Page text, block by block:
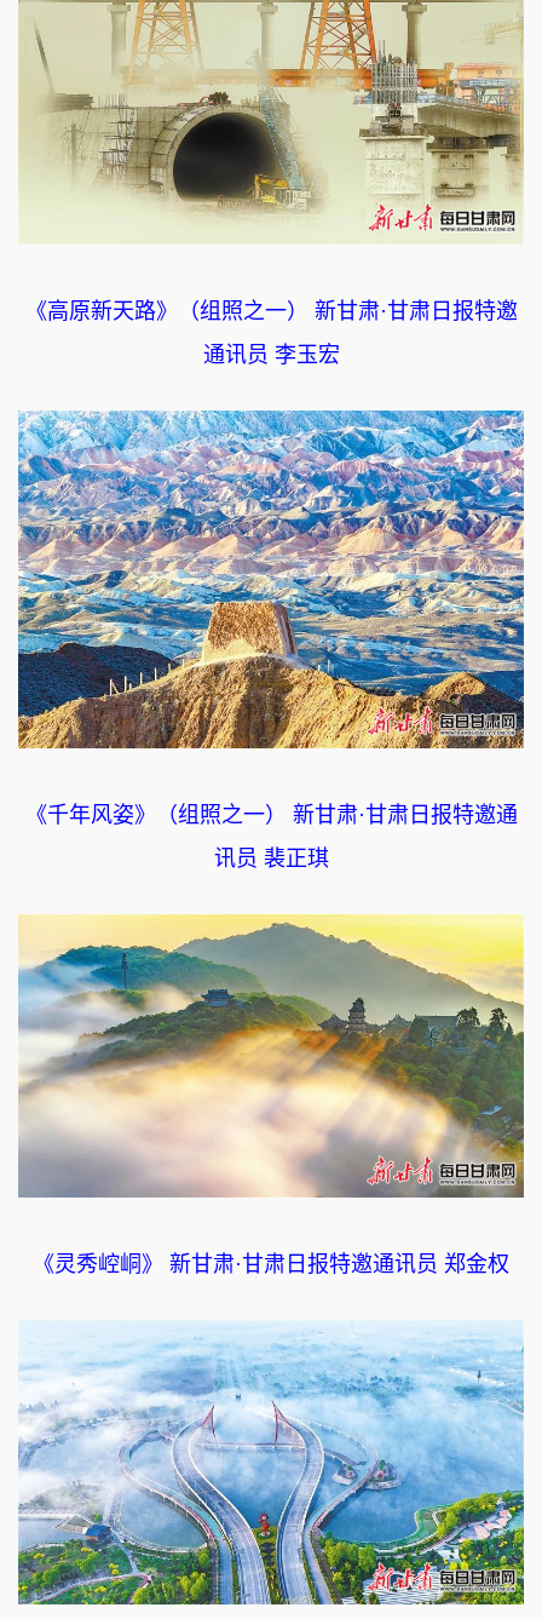
《高原新天路》（组照之一） 新甘肃·甘肃日报特邀
通讯员 李玉宏
《千年风姿》（组照之一） 新甘肃·甘肃日报特邀通
讯员 裴正琪
《灵秀崆峒》 新甘肃·甘肃日报特邀通讯员 郑金权